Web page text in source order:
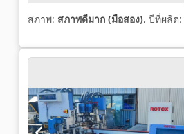
สภาพ: สภาพดีมาก (มือสอง), ปีที่ผลิต: